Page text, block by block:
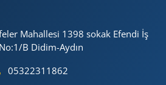
Mahallesi 1398 sokak Efendi İş
B Didim-Aydın
05322311862